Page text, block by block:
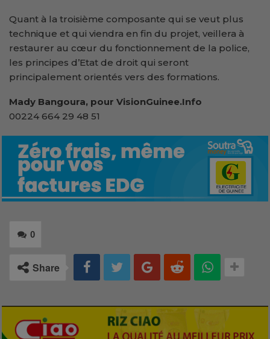
Quant à la troisième composante qui se veut plus
technique et qui viendra en fin du projet, veillera à
restaurer au cœur du fonctionnement de la police,
les principes d’Etat de droit qui seront
principalement orientés vers des formations.
Mady Bangoura, pour VisionGuinee.Info
00224 664 29 48 51
0
Share